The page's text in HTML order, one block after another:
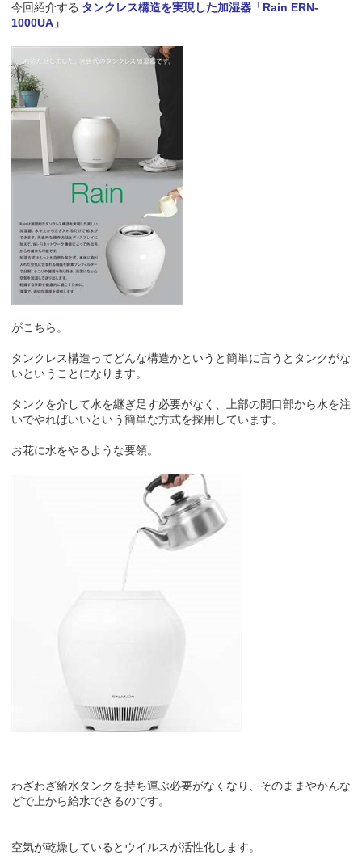
今回紹介する タンクレス構造を実現した加湿器「Rain ERN-
1000UA」
がこちら。
タンクレス構造ってどんな構造かというと簡単に言うとタンクがな
いということになります。
タンクを介して水を継ぎ足す必要がなく、上部の開口部から水を注
いでやればいいという簡単な方式を採用しています。
お花に水をやるような要領。
わざわざ給水タンクを持ち運ぶ必要がなくなり、そのままやかんな
どで上から給水できるのです。
空気が乾燥しているとウイルスが活性化します。